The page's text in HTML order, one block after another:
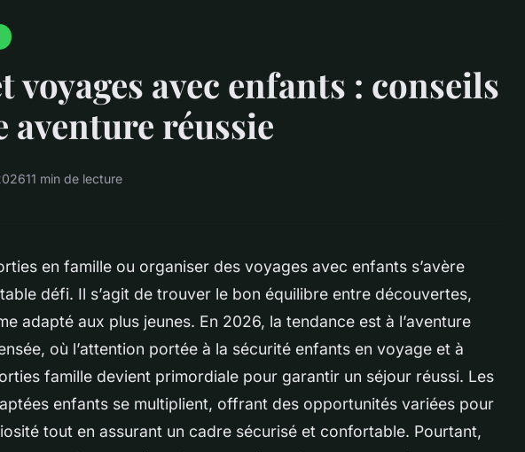
voyages avec enfants : conseils
aventure réussie
11 min de lecture
en famille ou organiser des voyages avec enfants s’avère
défi. Il s’agit de trouver le bon équilibre entre découvertes,
adapté aux plus jeunes. En 2026, la tendance est à l’aventure
où l’attention portée à la sécurité enfants en voyage et à
famille devient primordiale pour garantir un séjour réussi. Les
enfants se multiplient, offrant des opportunités variées pour
tout en assurant un cadre sécurisé et confortable. Pourtant,